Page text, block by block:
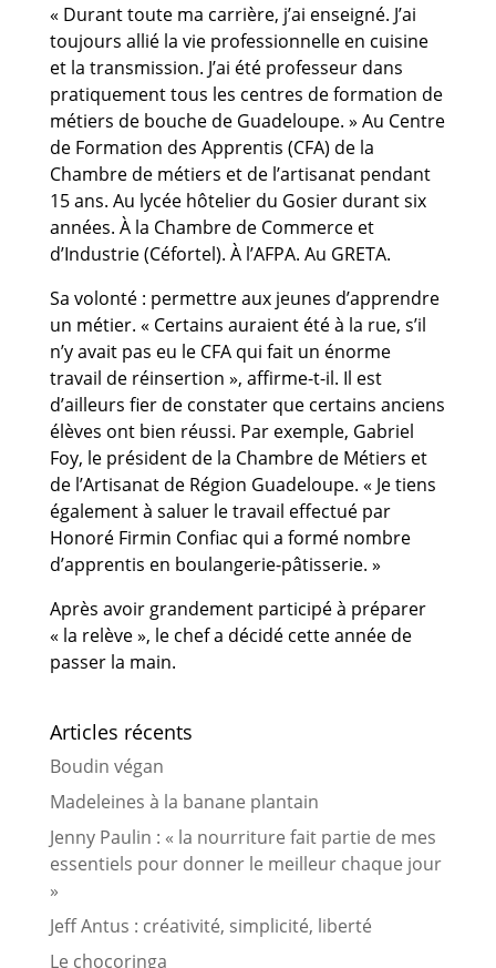
« Durant toute ma carrière, j’ai enseigné. J’ai
toujours allié la vie professionnelle en cuisine
et la transmission. J’ai été professeur dans
pratiquement tous les centres de formation de
métiers de bouche de Guadeloupe. » Au Centre
de Formation des Apprentis (CFA) de la
Chambre de métiers et de l’artisanat pendant
15 ans. Au lycée hôtelier du Gosier durant six
années. À la Chambre de Commerce et
d’Industrie (Céfortel). À l’AFPA. Au GRETA.
Sa volonté : permettre aux jeunes d’apprendre
un métier. « Certains auraient été à la rue, s’il
n’y avait pas eu le CFA qui fait un énorme
travail de réinsertion », affirme-t-il. Il est
d’ailleurs fier de constater que certains anciens
élèves ont bien réussi. Par exemple, Gabriel
Foy, le président de la Chambre de Métiers et
de l’Artisanat de Région Guadeloupe. « Je tiens
également à saluer le travail effectué par
Honoré Firmin Confiac qui a formé nombre
d’apprentis en boulangerie-pâtisserie. »
Après avoir grandement participé à préparer
« la relève », le chef a décidé cette année de
passer la main.
Articles récents
Boudin végan
Madeleines à la banane plantain
Jenny Paulin : « la nourriture fait partie de mes
essentiels pour donner le meilleur chaque jour
»
Jeff Antus : créativité, simplicité, liberté
Le chocoringa